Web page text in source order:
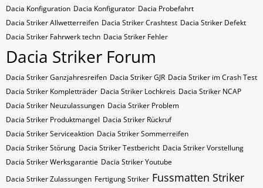
Dacia Konfiguration Dacia Konfigurator Dacia Probefahrt
Dacia Striker Allwetterreifen Dacia Striker Crashtest Dacia Striker Defekt
Dacia Striker Fahrwerk techn Dacia Striker Fehler
Dacia Striker Forum
Dacia Striker Ganzjahresreifen Dacia Striker GJR Dacia Striker im Crash Test
Dacia Striker Kompletträder Dacia Striker Lochkreis Dacia Striker NCAP
Dacia Striker Neuzulassungen Dacia Striker Problem
Dacia Striker Produktmangel Dacia Striker Rückruf
Dacia Striker Serviceaktion Dacia Striker Sommerreifen
Dacia Striker Störung Dacia Striker Testbericht Dacia Striker Vorstellung
Dacia Striker Werksgarantie Dacia Striker Youtube
Dacia Striker Zulassungen Fertigung Striker Fussmatten Striker